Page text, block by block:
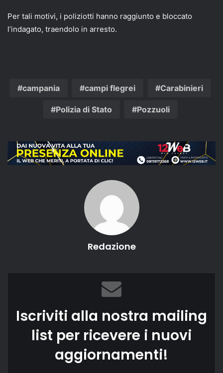
Per tali motivi, i poliziotti hanno raggiunto e bloccato
l’indagato, traendolo in arresto.
campania campi flegrei Carabinieri
Polizia di Stato Pozzuoli
Redazione
Iscriviti alla nostra mailing
list per ricevere i nuovi
aggiornamenti!